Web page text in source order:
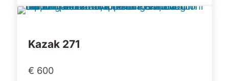
Kazak 271
€ 600